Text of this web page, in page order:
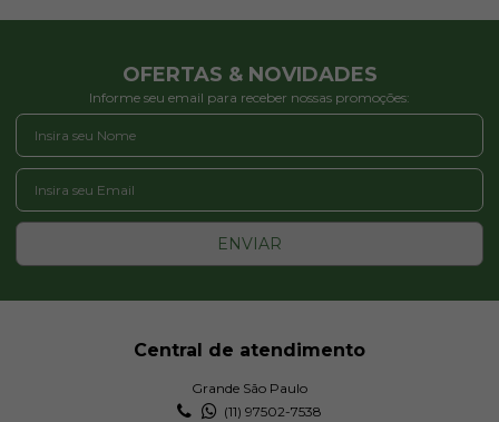
OFERTAS & NOVIDADES
Informe seu email para receber nossas promoções:
ENVIAR
Central de atendimento
Grande São Paulo
(11) 97502-7538